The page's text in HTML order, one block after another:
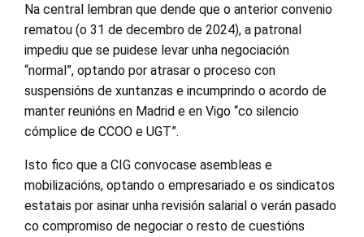
Na central lembran que dende que o anterior convenio
rematou (o 31 de decembro de 2024), a patronal
impediu que se puidese levar unha negociación
“normal”, optando por atrasar o proceso con
suspensións de xuntanzas e incumprindo o acordo de
manter reunións en Madrid e en Vigo “co silencio
cómplice de CCOO e UGT”.
Isto fico que a CIG convocase asembleas e
mobilizacións, optando o empresariado e os sindicatos
estatais por asinar unha revisión salarial o verán pasado
co compromiso de negociar o resto de cuestións